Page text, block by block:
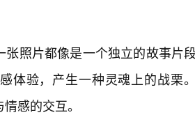
照片都像是一个独立的故事片
体验，产生一种灵魂上的战栗
感的交互。